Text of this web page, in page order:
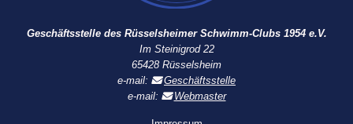
Geschäftsstelle des Rüsselsheimer Schwimm-Clubs 1954 e.V.
Im Steinigrod 22
65428 Rüsselsheim
e-mail:
Geschäftsstelle
e-mail:
Webmaster